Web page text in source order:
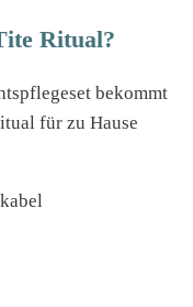
Ritual?
bekommt
für zu Hause